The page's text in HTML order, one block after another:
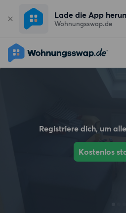
Lade die App
Wohnungsswap.de
Registriere dich, um
Kostenlos